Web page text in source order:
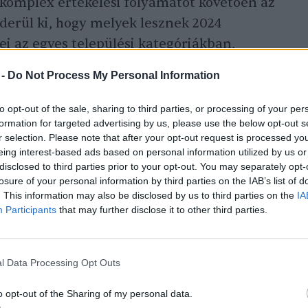
Do Not Process My Personal Information
opt-out of the sale, sharing to third parties, or processing of your
for targeted advertising by us, please use the below opt-out
selection. Please note that after your opt-out request is processed
interest-based ads based on personal information utilized by us
to third parties prior to your opt-out. You may separately
of your personal information by third parties on the IAB’s list of
This information may also be disclosed by us to third parties on the
Participants that may further disclose it to other third parties.
Data Processing Opt Outs
opt-out of the Sharing of my personal data.
ki, hogy melyek lesznek 2024
az egyes települési kategóriákban,
a több mint 80 szakmai
Magyar Turisztikai Ügynökség, számos
szervezet ajánlotta fel.
kiemelt figyelmet fordítanak
zöldítésére. Így idén is a
érkezett a legtöbb nevezés.
számos pályázati lehetőség
eredményei már láthatók a hazai
volt az Év fasora tematikus pályázat is,
is fontosnak tartják a zöldvagyon
. Hazánkban országszerte